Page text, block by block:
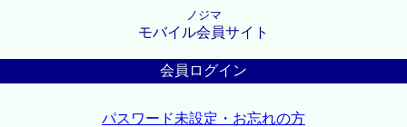
ノジマ
モバイル会員サイト
会員ログイン
パスワード未設定・お忘れの方